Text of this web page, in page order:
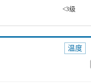
<3级
温度